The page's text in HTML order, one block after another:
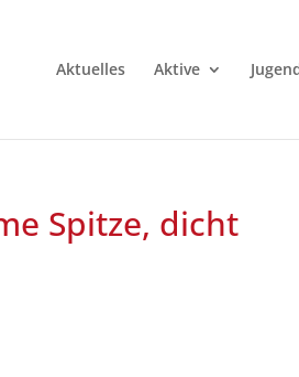
Aktuelles Aktive
Spitze, dicht